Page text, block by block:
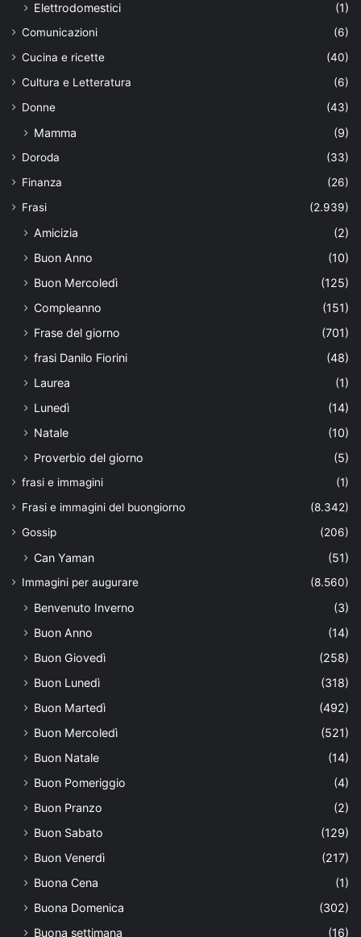
Elettrodomestici
(1)
Comunicazioni
(6)
Cucina e ricette
(40)
Cultura e Letteratura
(6)
Donne
(43)
Mamma (9)
Doroda
(33)
Finanza
(26)
Frasi
(2.939)
Amicizia
(2)
Buon Anno
(10)
Buon Mercoledì
(125)
Compleanno
(151)
Frase del giorno
(701)
frasi Danilo Fiorini
(48)
Laurea
(1)
Lunedì
(14)
Natale
(10)
Proverbio del giorno
(5)
frasi e immagini
(1)
Frasi e immagini del buongiorno
(8.342)
Gossip
(206)
Can Yaman (51)
Immagini per augurare (8.560)
Benvenuto Inverno
(3)
Buon Anno
(14)
Buon Giovedì
(258)
Buon Lunedì
(318)
Buon Martedì
(492)
Buon Mercoledì
(521)
Buon Natale
(14)
Buon Pomeriggio
(4)
Buon Pranzo
(2)
Buon Sabato
(129)
Buon Venerdì
(217)
Buona Cena
(1)
Buona Domenica
(302)
Buona settimana
(16)